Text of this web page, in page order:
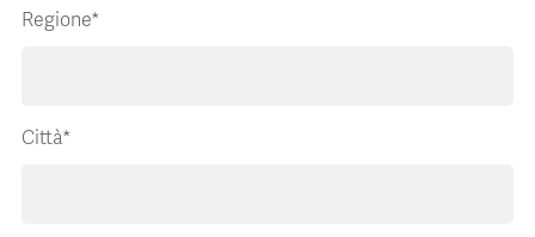
Regione*
Città*